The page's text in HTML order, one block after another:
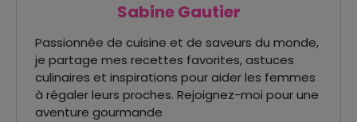
Sabine Gautier
Passionnée de cuisine et de saveurs du monde,
je partage mes recettes favorites, astuces
culinaires et inspirations pour aider les femmes
à régaler leurs proches. Rejoignez-moi pour une
aventure gourmande